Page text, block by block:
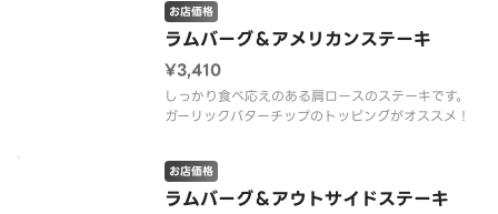
ラムバーグ＆アメリカンステーキ
お店価格
¥3,410
しっかり食べ応えのある肩ロースのステーキです。
ガーリックバターチップのトッピングがオススメ！
ラムバーグ＆アウトサイドステーキ
お店価格